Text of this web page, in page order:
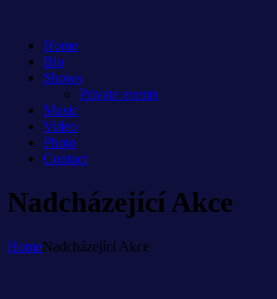
Home
Bio
Shows
Private events
Music
Video
Photo
Contact
Nadcházející Akce
HomeNadcházející Akce